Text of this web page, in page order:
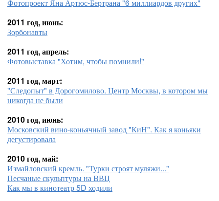
Фотопроект Яна Артюс-Бертрана "6 миллиардов других"
2011 год, июнь:
Зорбонавты
2011 год, апрель:
Фотовыставка "Хотим, чтобы помнили!"
2011 год, март:
"Следопыт" в Дорогомилово. Центр Москвы, в котором мы
никогда не были
2010 год, июнь:
Московский вино-коньячный завод "КиН". Как я коньяки
дегустировала
2010 год, май:
Измайловский кремль. "Турки строят муляжи..."
Песчаные скульптуры на ВВЦ
Как мы в кинотеатр 5D ходили